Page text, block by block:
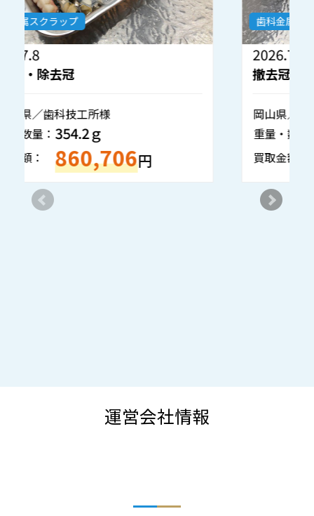
歯科金属スクラップ
2026.7.1
撤去冠・除去冠
岡山県／歯科医院様
重量・数量：
買取金額： 1,934,935
運営会社情報